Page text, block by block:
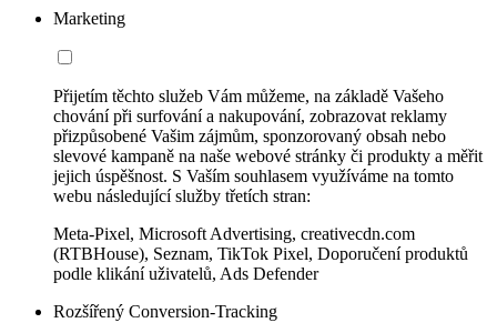
Marketing
Přijetím těchto služeb Vám můžeme, na základě Vašeho
chování při surfování a nakupování, zobrazovat reklamy
přizpůsobené Vašim zájmům, sponzorovaný obsah nebo
slevové kampaně na naše webové stránky či produkty a měřit
jejich úspěšnost. S Vaším souhlasem využíváme na tomto
webu následující služby třetích stran:
Meta-Pixel, Microsoft Advertising, creativecdn.com
(RTBHouse), Seznam, TikTok Pixel, Doporučení produktů
podle klikání uživatelů, Ads Defender
Rozšířený Conversion-Tracking